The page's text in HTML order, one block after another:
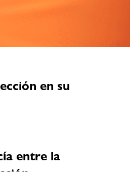
en su
entre la